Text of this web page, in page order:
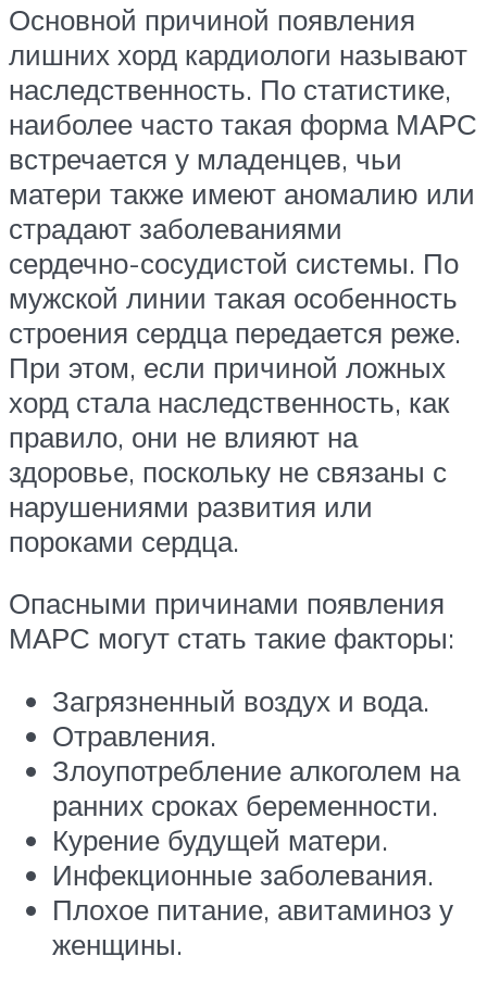
Основной причиной появления
лишних хорд кардиологи называют
наследственность. По статистике,
наиболее часто такая форма МАРС
встречается у младенцев, чьи
матери также имеют аномалию или
страдают заболеваниями
сердечно-сосудистой системы. По
мужской линии такая особенность
строения сердца передается реже.
При этом, если причиной ложных
хорд стала наследственность, как
правило, они не влияют на
здоровье, поскольку не связаны с
нарушениями развития или
пороками сердца.
Опасными причинами появления
МАРС могут стать такие факторы:
Загрязненный воздух и вода.
Отравления.
Злоупотребление алкоголем на
ранних сроках беременности.
Курение будущей матери.
Инфекционные заболевания.
Плохое питание, авитаминоз у
женщины.